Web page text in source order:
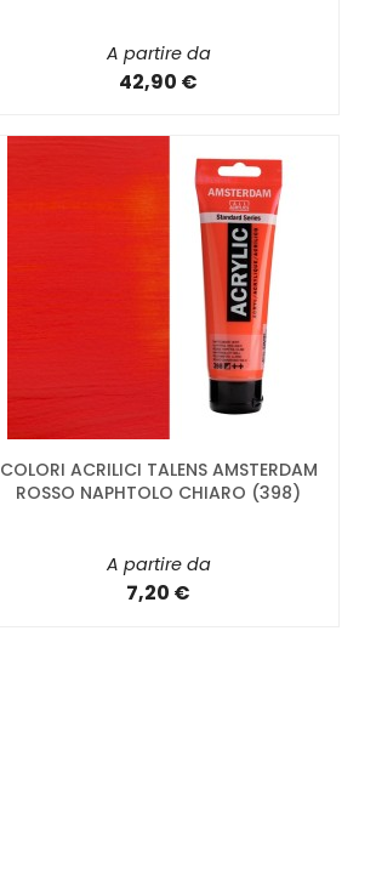
A partire da
42,90 €
COLORI ACRILICI TALENS AMSTERDAM
ROSSO NAPHTOLO CHIARO (398)
A partire da
7,20 €